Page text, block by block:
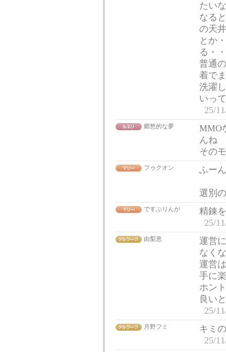
たい
なる
の天
とか
る・・
普通
着で
洗濯
いっ
25/
郷愁的な夢
MMO
んね
その
フゥクオン ふーん
選別
ですぶりんが
精錬
25/
由梨恵
運営
なく
運営
手に
ホン
良い
25/
月野フミ
キミ
25/